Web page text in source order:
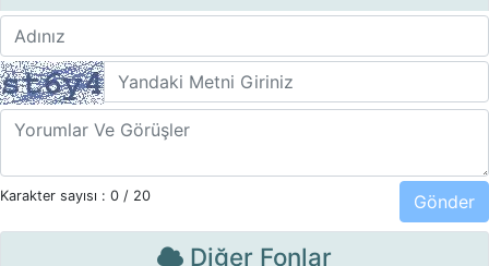
Karakter sayısı : 0 / 20
Diğer Fonlar